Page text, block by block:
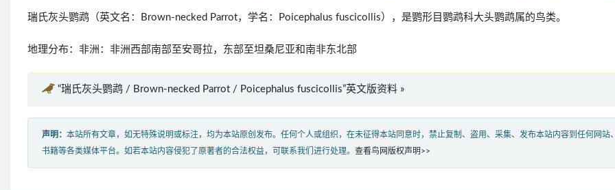
瑞氏灰头鹦鹉（英文名：Brown-necked Parrot，学名：Poicephalus fuscicollis），是鹦形目鹦鹉科大头鹦鹉属的鸟类。
地理分布：非洲：非洲西部南部至安哥拉，东部至坦桑尼亚和南非东北部
“瑞氏灰头鹦鹉 / Brown-necked Parrot / Poicephalus fuscicollis”英文版资料 »
声明： 本站所有文章，如无特殊说明或标注，均为本站原创发布。任何个人或组织，在未征得本站同意时，禁止复制、盗用、采集、发布本站内容到任何网站
书籍等各类媒体平台。如若本站内容侵犯了原著者的合法权益，可联系我们进行处理。 查看鸟网版权声明>>